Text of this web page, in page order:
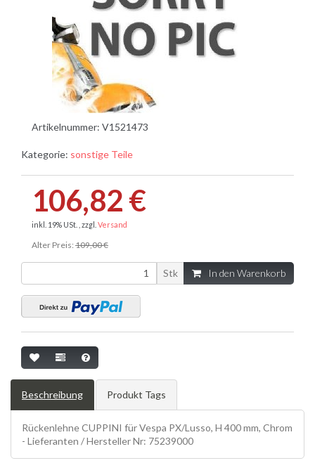
Artikelnummer: V1521473
Kategorie: sonstige Teile
106,82 €
inkl. 19% USt. , zzgl. Versand
Alter Preis: 109,00 €
Stk In den Warenkorb
Beschreibung Produkt Tags
Rückenlehne CUPPINI für Vespa PX/Lusso, H 400 mm, Chrom
- Lieferanten / Hersteller Nr: 75239000